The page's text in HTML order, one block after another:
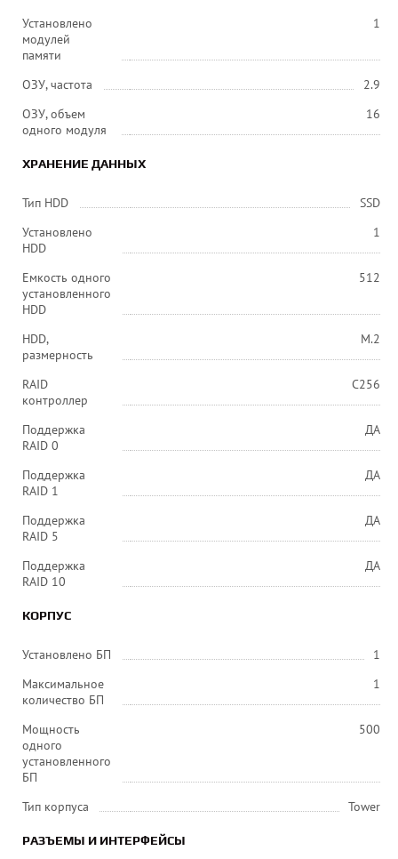
Установлено
модулей
памяти
1
ОЗУ, частота
2.9
ОЗУ, объем
одного модуля
16
ХРАНЕНИЕ ДАННЫХ
Тип HDD
SSD
Установлено
HDD
1
Емкость одного
установленного
HDD
512
HDD,
размерность
M.2
RAID
контроллер
C256
Поддержка
RAID 0
ДА
Поддержка
RAID 1
ДА
Поддержка
RAID 5
ДА
Поддержка
RAID 10
ДА
КОРПУС
Установлено БП
1
Максимальное
количество БП
1
Мощность
одного
установленного
БП
500
Тип корпуса Tower
РАЗЪЕМЫ И ИНТЕРФЕЙСЫ